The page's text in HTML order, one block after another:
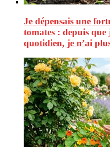
Je dépensais une
tomates : depuis que
quotidien, je n’ai